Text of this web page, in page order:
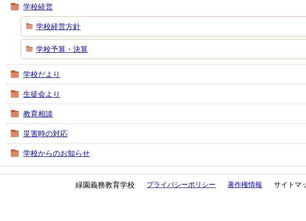
学校経営
学校経営方針
学校予算・決算
学校だより
生徒会より
教育相談
災害時の対応
学校からのお知らせ
緑園義務教育学校 プライバシーポリシー 著作権情報 サイトマ